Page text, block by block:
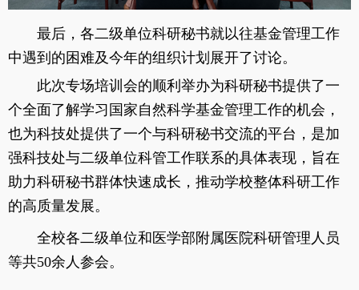
最后，各二级单位科研秘书就以往基金管理工作
中遇到的困难及今年的组织计划展开了讨论。
此次专场培训会的顺利举办为科研秘书提供了一
个全面了解学习国家自然科学基金管理工作的机会，
也为科技处提供了一个与科研秘书交流的平台，是加
强科技处与二级单位科管工作联系的具体表现，旨在
助力科研秘书群体快速成长，推动学校整体科研工作
的高质量发展。
全校各二级单位和医学部附属医院科研管理人员
等共50余人参会。